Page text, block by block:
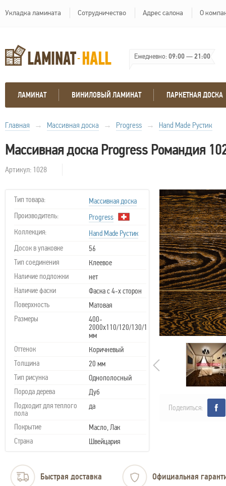
Укладка ламината Сотрудничество Адрес салона О
Ежедневно:09:00—21:00
ЛАМИНАТ ВИНИЛОВЫЙ ЛАМИНАТ ПАРКЕТНАЯ ДОСКА
Главная → Массивная доска → Progress → Hand Made Рустик
Массивная доска Progress Романдия
Артикул: 1028
Тип товара:
Массивная доска
Производитель:
Progress
Коллекция:
Hand Made Рустик
Досок в упаковке
56
Тип соединения
Клеевое
Наличие подложки
нет
Наличие фаски
Фаска с 4-х сторон
Поверхность
Матовая
Размеры
400-
2000х110/120/130/150х20
мм
Оттенок
Коричневый
Толщина
20 мм
Тип рисунка
Однополосный
Порода дерева
Дуб
Подходит для теплого
пола
да
Покрытие
Масло, Лак
Страна
Швейцария
Поделиться:
Быстрая доставка Официальная